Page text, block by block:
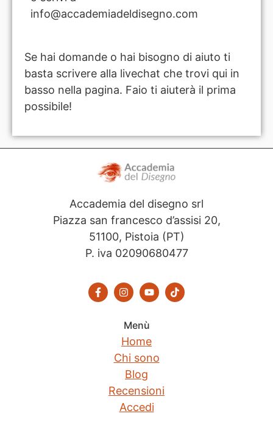
info@accademiadeldisegno.com
Se hai domande o hai bisogno di aiuto ti
basta scrivere alla livechat che trovi qui in
basso nella pagina. Faio ti aiuterà il prima
possibile!
Accademia del disegno srl
Piazza san francesco d’assisi 20,
51100, Pistoia (PT)
P. iva 02090680477
Menù
Home
Chi sono
Blog
Recensioni
Accedi